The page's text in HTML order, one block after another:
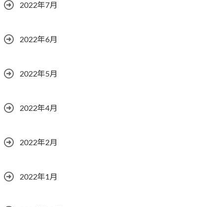
2022年7月
2022年6月
2022年5月
2022年4月
2022年2月
2022年1月